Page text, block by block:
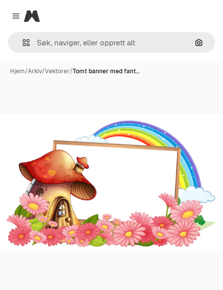
Close menu
Magnific
Søk
Hjem/Arkiv/Vektorer/Tomt banner med fant…